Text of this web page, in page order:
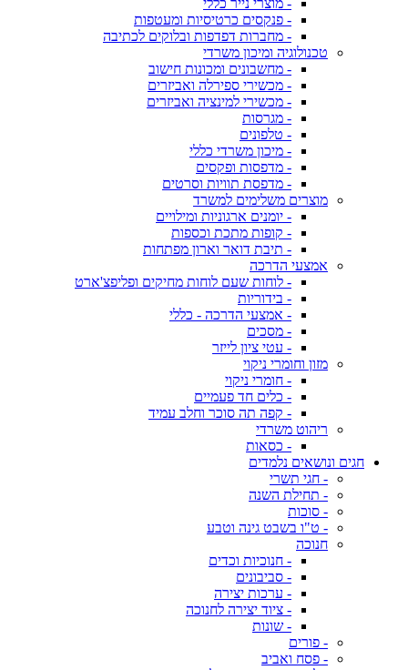
- מוצרי נייר כללי
- פנקסים כרטיסיות ומעטפות
- מחברות דפדפות ובלוקים לכתיבה
טכנולוגיה ומיכון משרדי
- מחשבונים ומכונות חישוב
- מכשירי ספירלה ואביזרים
- מכשירי למינציה ואביזרים
- מגרסות
- טלפונים
- מיכון משרדי כללי
- מדפסות ופקסים
- מדפסת תוויות וסרטים
מוצרים משלימים למשרד
- יומנים ארגוניות ומילויים
- קופות מתכת וכספות
- תיבת דואר וארון מפתחות
אמצעי הדרכה
- לוחות שעם לוחות מחיקים ופליפצ'ארט
- בידוריות
- אמצעי הדרכה - כללי
- מסכים
- עטי ציון לייזר
מזון וחומרי ניקוי
- חומרי ניקוי
- כלים חד פעמיים
- קפה תה סוכר וחלב עמיד
ריהוט משרדי
- כסאות
חגים ונושאים נלמדים
- חגי תשרי
- תחילת השנה
- סוכות
- ט"ו בשבט גינה וטבע
חנוכה
- חנוכיות וכדים
- סביבונים
- ערכות יצירה
- ציוד יצירה לחנוכה
- שונות
- פורים
- פסח ואביב